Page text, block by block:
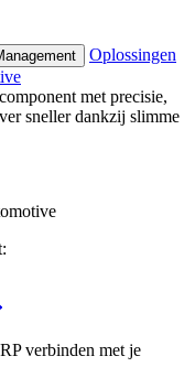
Oplossingen
met precisie,
sneller dankzij slimme
verbinden met je